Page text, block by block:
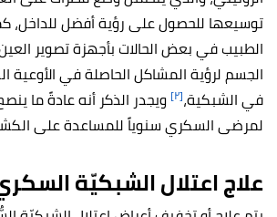
توسيعها للحصول على رؤية أفضل للداخل،
الطبيب في بعض الحالات بأجهزة تصوير
الجسم لرؤية المشاكل الحاصلة في الأوعية
في الشبكية،[٢]
ويجدر الذكر أنه عادةً ما
لمرضى السكري سنوياً للمساعدة على
علاج اعتلال الشبكيّة